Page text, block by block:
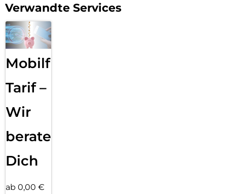
Verwandte Services
Mobilfunk
Tarif –
Wir
beraten
Dich
ab 0,00 €